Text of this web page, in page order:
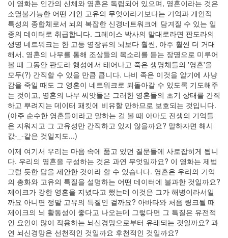
이 영화는 인간의 신체와 영혼은 독립되어 있으며, 영혼이라는 것은
소멸불가능한 어떤 개인 고유의 무엇이라기보다는 기억과 개인적
특성의 종합체로서 뇌의 복잡한 신경네트워크에 담겨질 수 있는 일
종의 데이터로 취급합니다. 그레이스 박사의 말대로라면 판도라의
생명 네트워크는 한 고등 영장류의 뇌보다 훨씬, 아주 훨씬 더 거대
해서, 영혼의 나무를 통해 조상들의 목소리를 듣는 장명으로 미루어
볼 때 그동안 판도라 행성에서 태어나고 죽은 생명체들의 '영혼'을
모두(?) 간직할 수 있을 만큼 큽니다. 나비 족은 이것을 알기에 사냥
감을 죽일 때도 그 영혼이 네트워크로 되돌아갈 수 있도록 기도해주
는 것이고, 영혼의 나무 씨앗들은 그러한 영혼들의 초기 상태를 간직
하고 뿌려지는 데이터 패킷에 비유할 만하므로 보호되는 것입니다.
(아주 순수한 영혼들이라고 말하는 걸 볼 때 아마도 전생의 기억들
은 지워지고 그 고유성만 간직하고 있지 않을까요? 말하자면 해시
값-_-같은 것일지도...)
이제 여기서 우리는 마음 속에 품고 있던 질문들에 사로잡히게 됩니
다. 우리의 영혼을 구성하는 것은 과연 무엇일까요? 이 영화는 제법
그럴 듯한 답을 제안한 것이라 할 수 있습니다. 영혼은 우리의 기억
의 총화와 고유의 특질을 설명하는 어떤 데이터에 불과한 것일까요?
제이크가 강한 영혼을 지녔다고 했는데 이것은 그가 해병이라서일
까요 아니면 정말 고유의 특질인 걸까요? 아바타와 처음 링크될 때
제이크의 뇌 활동성이 좋다고 나오는데 그렇다면 그 특질은 유전적
인 요인이 많이 작용하는 뇌신경망으로부터 유래되는 것일까요? 과
연 뇌신경망은 선천적인 것일까요 후천적인 것일까요?
10
즐
거
운
이
야
기
44
머
리
아
픈
이
야
기
35
Recent
Posts
텍
스
트